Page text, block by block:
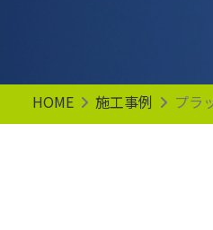
HOME 施工事例 プラ